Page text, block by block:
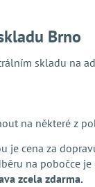
Brno
skladu na
na některé z
je cena za
na pobočce je
zcela zdarma.